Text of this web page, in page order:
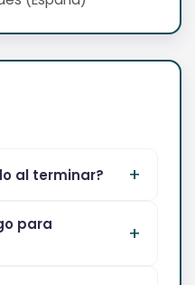
al terminar?
para